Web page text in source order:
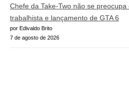
Chefe da Take-Two não se preocupa
trabalhista e lançamento de GTA 6
por Edivaldo Brito
7 de agosto de 2026